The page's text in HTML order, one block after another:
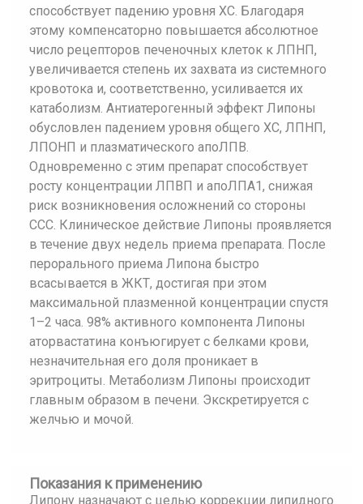
способствует падению уровня ХС. Благодаря
этому компенсаторно повышается абсолютное
число рецепторов печеночных клеток к ЛПНП,
увеличивается степень их захвата из системного
кровотока и, соответственно, усиливается их
катаболизм. Антиатерогенный эффект Липоны
обусловлен падением уровня общего ХС, ЛПНП,
ЛПОНП и плазматического апоЛПВ.
Одновременно с этим препарат способствует
росту концентрации ЛПВП и апоЛПА1, снижая
риск возникновения осложнений со стороны
ССС. Клиническое действие Липоны проявляется
в течение двух недель приема препарата. После
перорального приема Липона быстро
всасывается в ЖКТ, достигая при этом
максимальной плазменной концентрации спустя
1–2 часа. 98% активного компонента Липоны
аторвастатина конъюгирует с белками крови,
незначительная его доля проникает в
эритроциты. Метаболизм Липоны происходит
главным образом в печени. Экскретируется с
желчью и мочой.
Показания к применению
Липону назначают с целью коррекции липидного